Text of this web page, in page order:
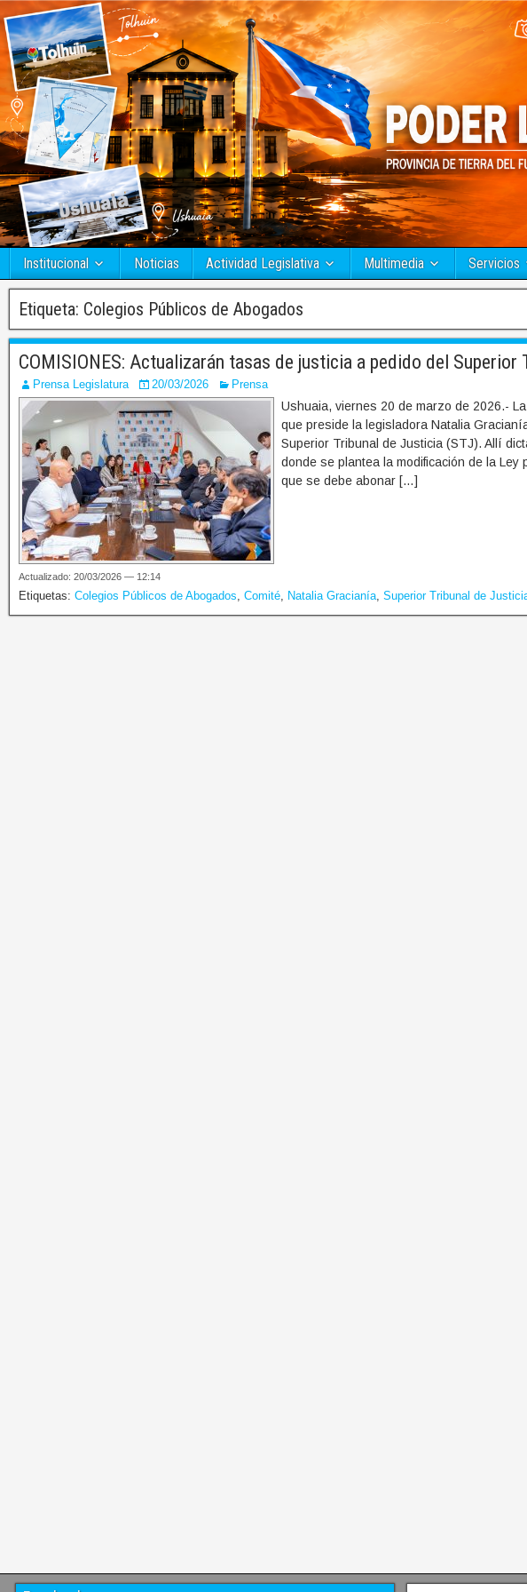
Institucional Noticias Actividad Legislativa Multimedia Servicios
Etiqueta: Colegios Públicos de Abogados
COMISIONES: Actualizarán tasas de justicia a pedido del Superior
Prensa Legislatura 20/03/2026 Prensa
Ushuaia, viernes 20 de marzo de 2026.-
que preside la legisladora Natalia
Superior Tribunal de Justicia (STJ). Allí
donde se plantea la modificación de la Ley
que se debe abonar […]
Actualizado: 20/03/2026 — 12:14
Etiquetas: Colegios Públicos de Abogados, Comité, Natalia Gracianía, Superior Tribunal de